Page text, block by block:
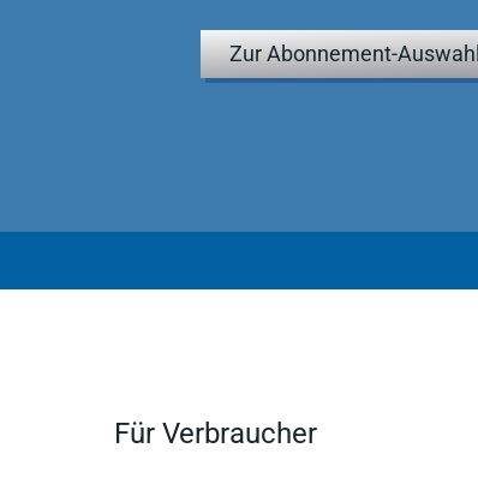
zum Cloud Computing…“
Rechtsfragen zum Cloud
Zur Abonnement-Auswahl
Für Verbraucher